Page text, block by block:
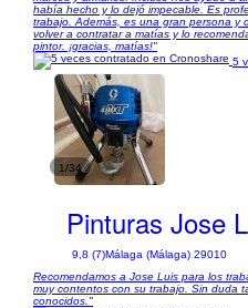
había hecho y lo dejó impecable. Es
trabajo. Además, es una gran persona y
volver a contratar a matías y lo
pintor. ¡gracias, matías!"
5
1/34
Pinturas Jose
9,8 (7)Málaga (Málaga) 29010
Recomendamos a Jose Luis para los
muy contentos con su trabajo. Sin duda
conocidos."